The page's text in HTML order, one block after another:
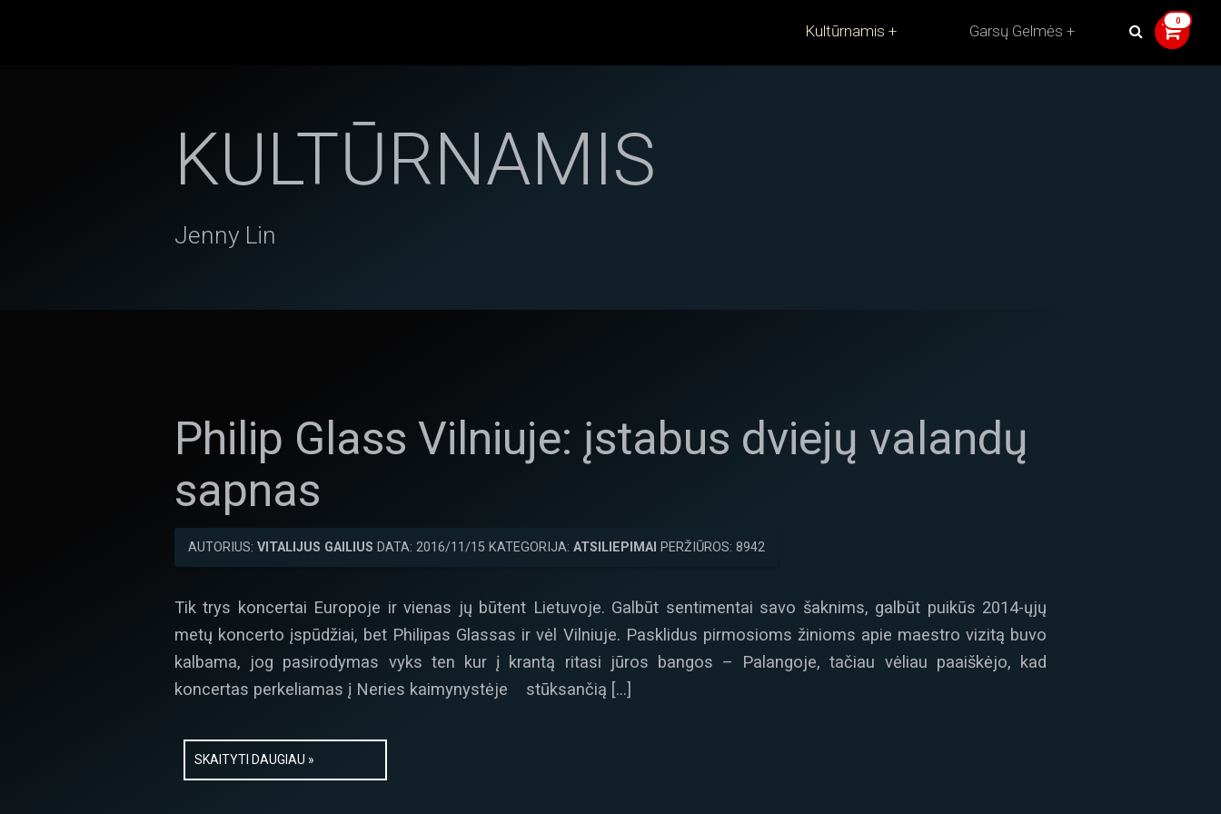
Kultūrnamis Garsų Gelmės
KULTŪRNAMIS
Jenny Lin
Philip Glass Vilniuje: įstabus dviejų valandų
sapnas
AUTORIUS: VITALIJUS GAILIUS DATA: 2016/11/15 KATEGORIJA: ATSILIEPIMAI PERŽIŪROS: 8942
Tik trys koncertai Europoje ir vienas jų būtent Lietuvoje. Galbūt sentimentai savo šaknims, galbūt puikūs 2014-ųjų
metų koncerto įspūdžiai, bet Philipas Glassas ir vėl Vilniuje. Pasklidus pirmosioms žinioms apie maestro vizitą buvo
kalbama, jog pasirodymas vyks ten kur į krantą ritasi jūros bangos – Palangoje, tačiau vėliau paaiškėjo, kad
koncertas perkeliamas į Neries kaimynystėje stūksančią […]
SKAITYTI DAUGIAU »